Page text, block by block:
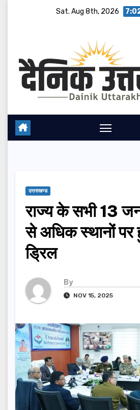
Sat. Aug 8th, 2026
उत्तराखण्ड
राज्य के सभी 13
से अधिक स्थानों पर
ड्रिल
By
NOV 15, 2025